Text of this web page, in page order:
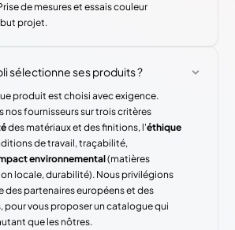
de mesures et essais couleur
projet.
sélectionne ses produits ?
produit est choisi avec exigence.
nos fournisseurs sur trois critères
des matériaux et des finitions, l'éthique
de travail, traçabilité,
environnemental(matières
locale, durabilité). Nous privilégions
des partenaires européens et des
pour vous proposer un catalogue qui
que les nôtres.